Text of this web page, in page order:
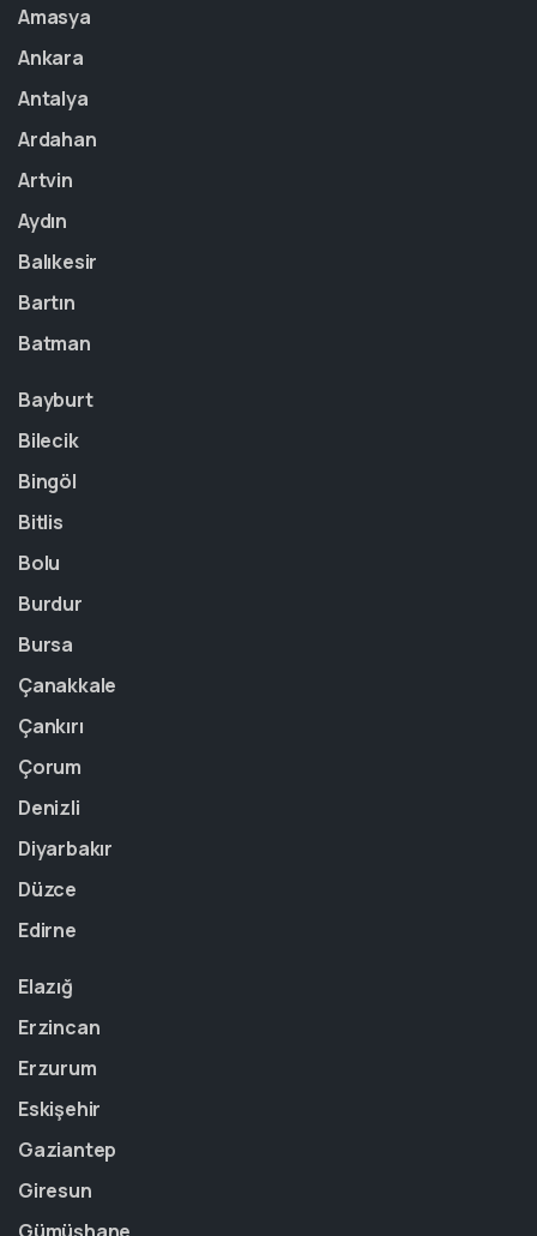
Amasya
Ankara
Antalya
Ardahan
Artvin
Aydın
Balıkesir
Bartın
Batman
Bayburt
Bilecik
Bingöl
Bitlis
Bolu
Burdur
Bursa
Çanakkale
Çankırı
Çorum
Denizli
Diyarbakır
Düzce
Edirne
Elazığ
Erzincan
Erzurum
Eskişehir
Gaziantep
Giresun